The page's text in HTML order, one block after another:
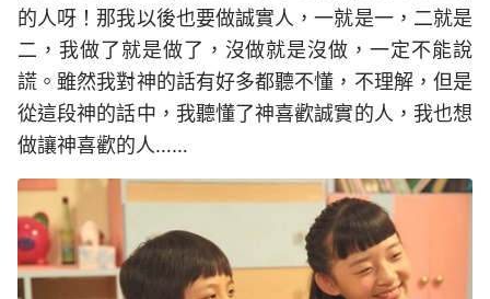
的人呀！那我以後也要做誠實人，一就是一，二就是
二，我做了就是做了，沒做就是沒做，一定不能說
謊。雖然我對神的話有好多都聽不懂，不理解，但是
從這段神的話中，我聽懂了神喜歡誠實的人，我也想
做讓神喜歡的人……